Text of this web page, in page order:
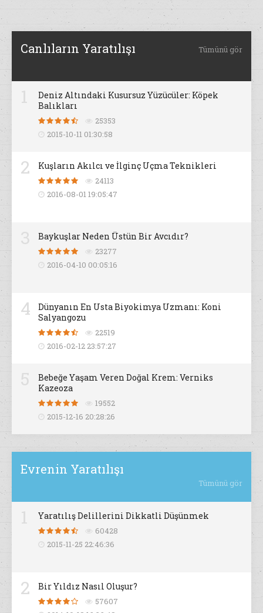
Canlıların Yaratılışı Tümünü gör
Deniz Altındaki Kusursuz Yüzücüler: Köpek
Balıkları
25353
2015-10-11 01:30:58
2 Kuşların Akılcı ve İlginç Uçma Teknikleri
24113
2016-08-01 19:05:47
Baykuşlar Neden Üstün Bir Avcıdır?
23277
2016-04-10 00:05:16
4
Dünyanın En Usta Biyokimya Uzmanı: Koni
Salyangozu
22519
2016-02-12 23:57:27
Bebeğe Yaşam Veren Doğal Krem: Verniks
Kazeoza
19552
2015-12-16 20:28:26
Evrenin Yaratılışı
Tümünü gör
Yaratılış Delillerini Dikkatli Düşünmek
60428
2015-11-25 22:46:36
2 Bir Yıldız Nasıl Oluşur?
57607